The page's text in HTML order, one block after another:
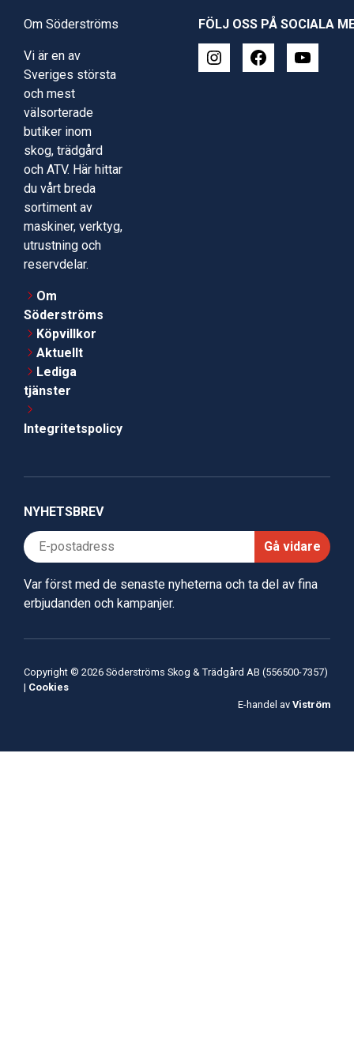
Om Söderströms
Vi är en av
Sveriges största
och mest
välsorterade
butiker inom
skog, trädgård
och ATV. Här hittar
du vårt breda
sortiment av
maskiner, verktyg,
utrustning och
reservdelar.
Om
Söderströms
Köpvillkor
Aktuellt
Lediga
tjänster
Integritetspolicy
FÖLJ OSS PÅ SOCIALA
NYHETSBREV
Gå vidare
Var först med de senaste nyheterna och ta del av fina
erbjudanden och kampanjer.
Copyright © 2026 Söderströms Skog & Trädgård AB (556500-7357)
| Cookies
E-handel av Viström